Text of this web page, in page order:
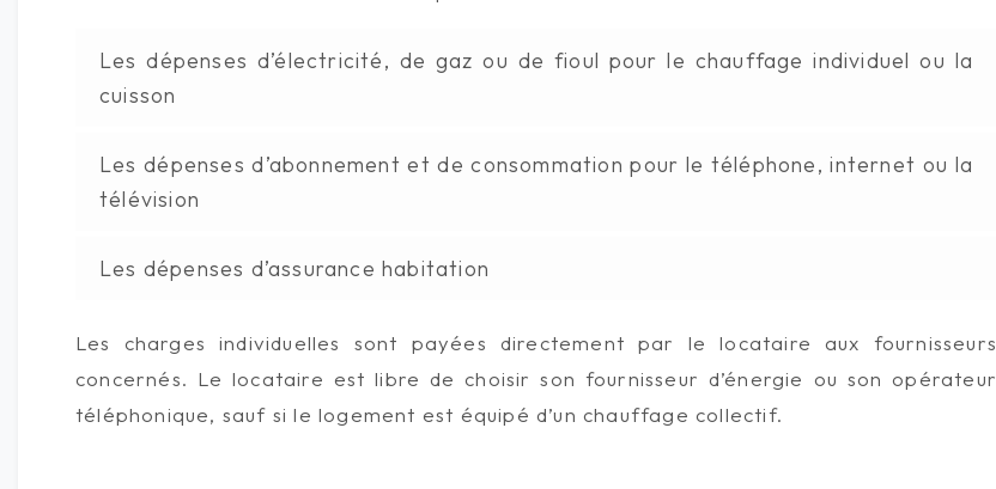
Les dépenses d’électricité, de gaz ou de fioul pour le chauffage individuel ou la
cuisson
Les dépenses d’abonnement et de consommation pour le téléphone, internet ou la
télévision
Les dépenses d’assurance habitation
Les charges individuelles sont payées directement par le locataire aux fournisseurs
concernés. Le locataire est libre de choisir son fournisseur d’énergie ou son opérateur
téléphonique, sauf si le logement est équipé d’un chauffage collectif.